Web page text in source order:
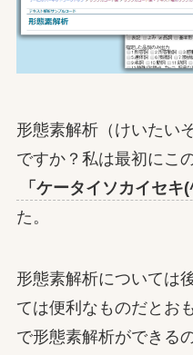
形態素解析（けいたい
ですか？私は最初にこ
「ケータイソカイセキ
た。
形態素解析については
ては便利なものだとお
で形態素解析ができる